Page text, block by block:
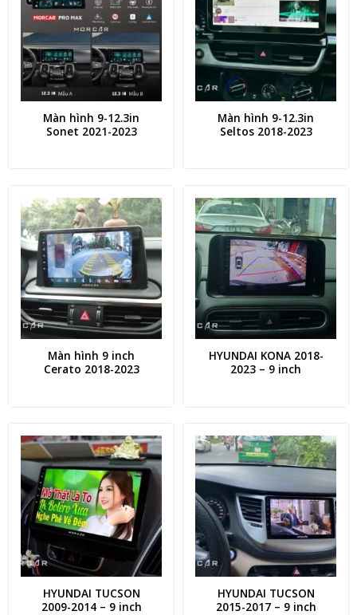
Màn hình 9-12.3in
Sonet 2021-2023
Màn hình 9-12.3in
Seltos 2018-2023
Màn hình 9 inch
Cerato 2018-2023
HYUNDAI KONA 2018-
2023 – 9 inch
HYUNDAI TUCSON
2009-2014 – 9 inch
HYUNDAI TUCSON
2015-2017 – 9 inch